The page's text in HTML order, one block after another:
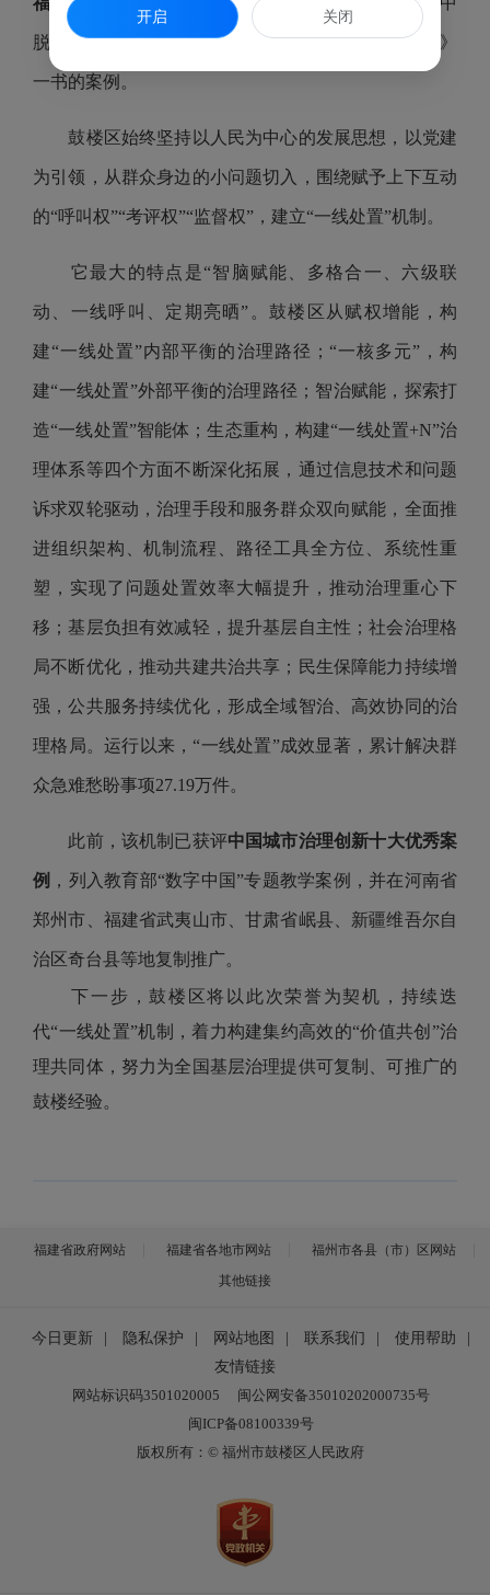
脱颖而出，系福建省唯一入选且被写入《社会治理学》
一书的案例。
鼓楼区始终坚持以人民为中心的发展思想，以党建
为引领，从群众身边的小问题切入，围绕赋予上下互动
的“呼叫权”“考评权”“监督权”，建立“一线处置”机制。
它最大的特点是“智脑赋能、多格合一、六级联
动、一线呼叫、定期亮晒”。鼓楼区从赋权增能，构
建“一线处置”内部平衡的治理路径；“一核多元”，构
建“一线处置”外部平衡的治理路径；智治赋能，探索打
造“一线处置”智能体；生态重构，构建“一线处置+N”治
理体系等四个方面不断深化拓展，通过信息技术和问题
诉求双轮驱动，治理手段和服务群众双向赋能，全面推
进组织架构、机制流程、路径工具全方位、系统性重
塑，实现了问题处置效率大幅提升，推动治理重心下
移；基层负担有效减轻，提升基层自主性；社会治理格
局不断优化，推动共建共治共享；民生保障能力持续增
强，公共服务持续优化，形成全域智治、高效协同的治
理格局。运行以来，“一线处置”成效显著，累计解决群
众急难愁盼事项27.19万件。
此前，该机制已获评中国城市治理创新十大优秀案
例 ，列入教育部“数字中国”专题教学案例 ， 并在河南省
郑州市、福建省武夷山市、甘肃省岷县、新疆维吾尔自
治区奇台县等地复制推广。
下一步，鼓楼区将以此次荣誉为契机，持续迭
代“一线处置”机制，着力构建集约高效的“价值共创”治
理共同体，努力为全国基层治理提供可复制、可推广的
鼓楼经验。
福建省政府网站 福建省各地市网站
福州市各县（市）区网站
其他链接
今日更新 隐私保护 网站地图 联系我们 使用帮助
友情链接
网站标识码3501020005
闽公网安备35010202000735号
闽ICP备08100339号
版权所有：© 福州市鼓楼区人民政府
开启 关闭